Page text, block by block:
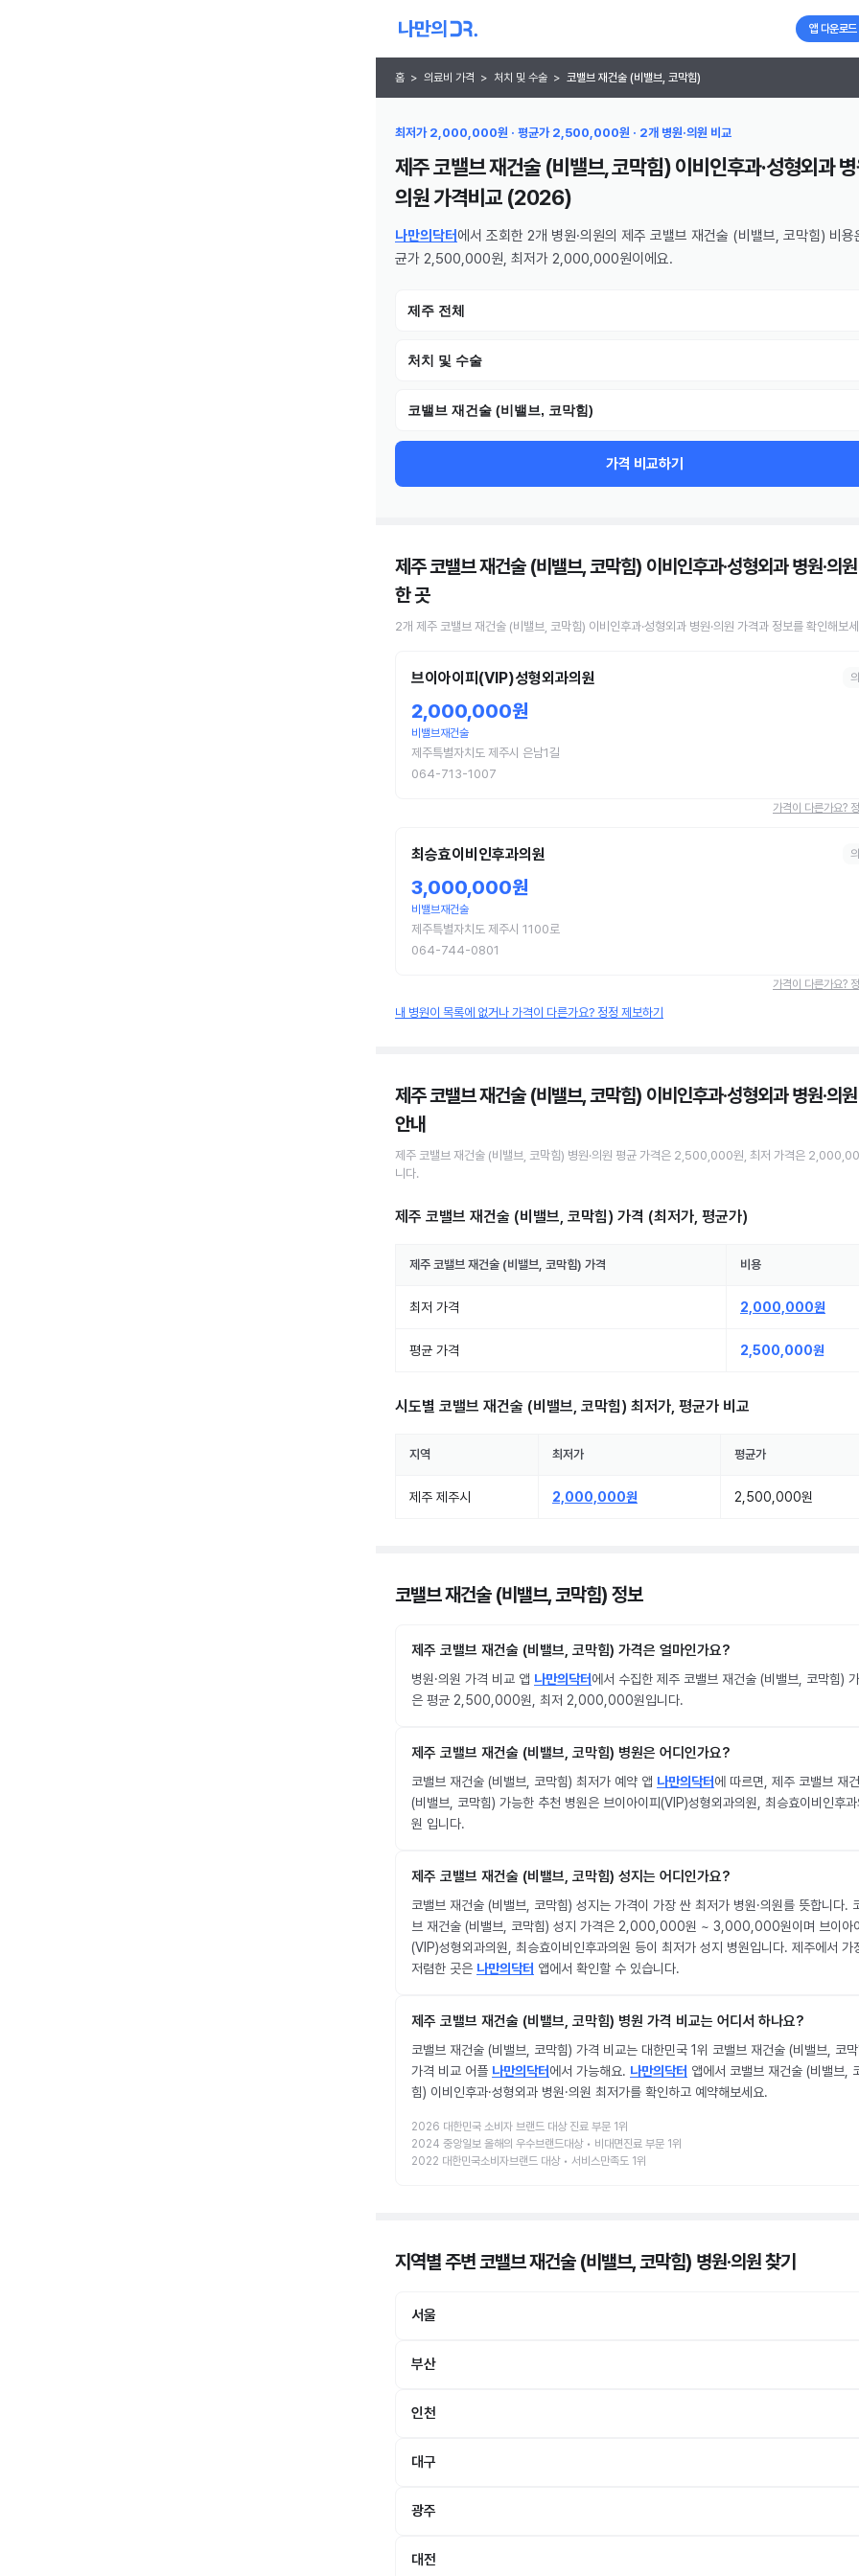
앱 다운로드
홈 > 의료비 가격 > 처치 및 수술 > 코밸브 재건술 (비밸브, 코막힘)
최저가 2,000,000원 · 평균가 2,500,000원 · 2개 병원·의원 비교
제주 코밸브 재건술 (비밸브, 코막힘) 이비인후과·성형외과 병
의원가격비교 (2026)
나만의닥터 에서 조회한 2개 병원·의원의 제주 코밸브 재건술 (비밸브, 코막힘) 비용
균가 2,500,000원, 최저가 2,000,000원이에요.
제주 전체
처치 및 수술
코밸브 재건술 (비밸브, 코막힘)
가격 비교하기
제주 코밸브 재건술 (비밸브, 코막힘) 이비인후과·성형외과 병원·의원
한 곳
2개 제주 코밸브 재건술 (비밸브, 코막힘) 이비인후과·성형외과 병원·의원 가격과 정보를 확인해보
브이아이피(VIP)성형외과의원
2,000,000원
비밸브재건술
제주특별자치도 제주시 은남1길
064-713-1007
가격이 다른가요?
최승효이비인후과의원
3,000,000원
비밸브재건술
제주특별자치도 제주시 1100로
064-744-0801
가격이 다른가요?
내 병원이 목록에 없거나 가격이 다른가요? 정정 제보하기
제주 코밸브 재건술 (비밸브, 코막힘) 이비인후과·성형외과 병원·의원
안내
제주 코밸브 재건술 (비밸브, 코막힘) 병원·의원 평균 가격은 2,500,000원 , 최저 가격은
니다.
제주 코밸브 재건술 (비밸브, 코막힘) 가격 (최저가, 평균가)
제주 코밸브 재건술 (비밸브, 코막힘) 가격 비용
최저 가격 2,000,000원
평균 가격 2,500,000원
시도별 코밸브 재건술 (비밸브, 코막힘) 최저가, 평균가 비교
지역 최저가 평균가
제주 제주시 2,000,000원 2,500,000원
코밸브 재건술 (비밸브, 코막힘) 정보
제주 코밸브 재건술 (비밸브, 코막힘) 가격은 얼마인가요?
병원·의원 가격 비교 앱 나만의닥터에서 수집한 제주 코밸브 재건술 (비밸브, 코막힘)
은 평균 2,500,000원, 최저 2,000,000원입니다.
제주 코밸브 재건술 (비밸브, 코막힘) 병원은 어디인가요?
코밸브 재건술 (비밸브, 코막힘) 최저가 예약 앱 나만의닥터에 따르면, 제주 코밸브 재
(비밸브, 코막힘) 가능한 추천 병원은 브이아이피(VIP)성형외과의원, 최승효이비인후
원 입니다.
제주 코밸브 재건술 (비밸브, 코막힘) 성지는 어디인가요?
코밸브 재건술 (비밸브, 코막힘) 성지는 가격이 가장 싼 최저가 병원·의원를 뜻합니다.
브 재건술 (비밸브, 코막힘) 성지 가격은 2,000,000원 ~ 3,000,000원이며 브이아
(VIP)성형외과의원, 최승효이비인후과의원 등이 최저가 성지 병원입니다. 제주에서 가
저렴한 곳은 나만의닥터 앱에서 확인할 수 있습니다.
제주 코밸브 재건술 (비밸브, 코막힘) 병원 가격 비교는 어디서 하나요?
코밸브 재건술 (비밸브, 코막힘) 가격 비교는 대한민국 1위 코밸브 재건술 (비밸브, 코
가격 비교 어플 나만의닥터에서 가능해요. 나만의닥터 앱에서 코밸브 재건술 (비밸브,
힘) 이비인후과·성형외과 병원·의원 최저가를 확인하고 예약해보세요.
2026 대한민국 소비자 브랜드 대상 진료 부문 1위
2024 중앙일보 올해의 우수브랜드대상 • 비대면진료 부문 1위
2022 대한민국소비자브랜드 대상 • 서비스만족도 1위
지역별 주변 코밸브 재건술 (비밸브, 코막힘) 병원·의원찾기
서울
부산
인천
대구
광주
대전